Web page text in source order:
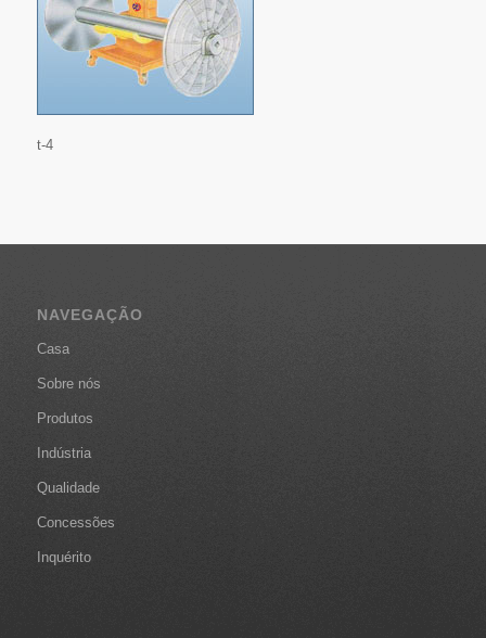
t-4
NAVEGAÇÃO
Casa
Sobre nós
Produtos
Indústria
Qualidade
Concessões
Inquérito